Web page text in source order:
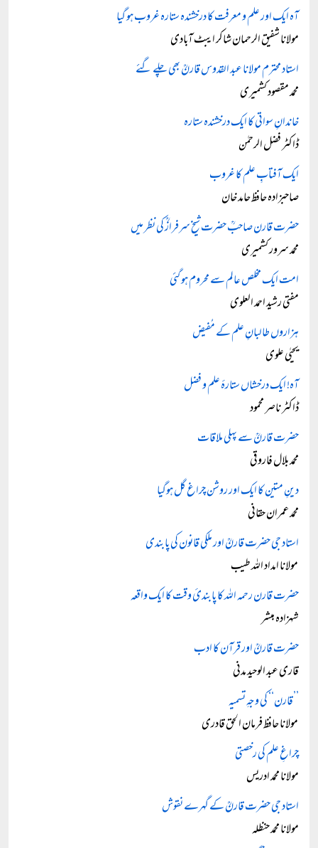
آہ ایک اور علم و معرفت کا درخشندہ ستارہ غروب ہو گیا
مولانا شفیق الرحمان شاکر ایبٹ آبادی
استاد محترم مولانا عبد القدوس قارنؒ بھی چلے گئے
محمد مقصود کشمیری
خاندانِ سواتی کا ایک درخشندہ ستارہ
ڈاکٹر فضل الرحمٰن
ایک آفتابِ علم کا غروب
صاحبزادہ حافظ حامد خان
حضرت قارن صاحبؒ حضرت شیخ سرفرازؒ کی نظر میں
محمد سرور کشمیری
امت ایک مخلص عالم سے محروم ہو گئی
مفتی رشید احمد العلوی
ہزاروں طالبانِ علم کے مُفیض
یحیٰی علوی
آہ! ایک درخشاں ستارۂ علم و فضل
ڈاکٹر ناصر محمود
حضرت قارنؒ سے پہلی ملاقات
محمد بلال فاروقی
دینِ متین کا ایک اور روشن چراغ گل ہوگیا
محمد عمران حقانی
استاد جی حضرت قارنؒ اور ملکی قانون کی پابندی
مولانا امداد اللہ طیب
حضرت قارن رحمہ اللہ کا پابندئ وقت کا ایک واقعہ
شہزادہ مبشر
حضرت قارنؒ اور قرآن کا ادب
قاری عبد الوحید مدنی
’’قارن‘‘ کی وجہِ تسمیہ
مولانا حافظ فرمان الحق قادری
چراغِ علم کی رخصتی
مولانا محمد ادریس
استاد جی حضرت قارنؒ کے گہرے نقوش
مولانا محمد حنظلہ